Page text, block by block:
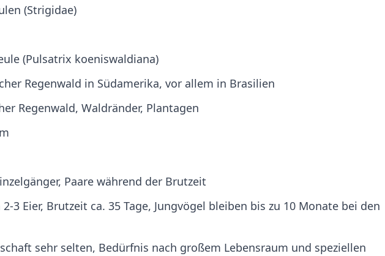
(Strigidae)
(Pulsatrix koeniswaldiana)
Regenwald in Südamerika, vor allem in Brasilien
Regenwald, Waldränder, Plantagen
Paare während der Brutzeit
2-3 Eier, Brutzeit ca. 35 Tage, Jungvögel bleiben bis zu 10 Monate bei den
sehr selten, Bedürfnis nach großem Lebensraum und speziellen